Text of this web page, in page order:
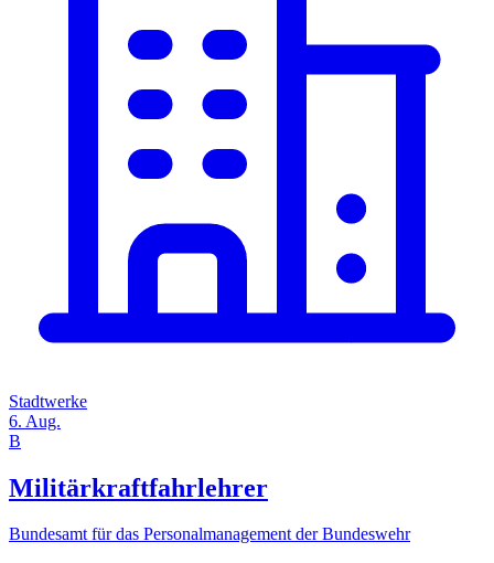
Stadtwerke
6. Aug.
B
Militärkraftfahrlehrer
Bundesamt für das Personalmanagement der Bundeswehr